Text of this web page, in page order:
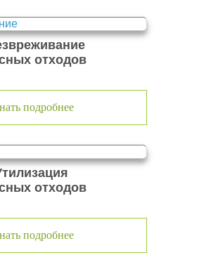
отходов
подробнее
отходов
подробнее